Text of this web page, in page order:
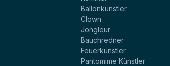
Ballonkünstler
Clown
Jongleur
Bauchredner
Feuerkünstler
Pantomime Künstler